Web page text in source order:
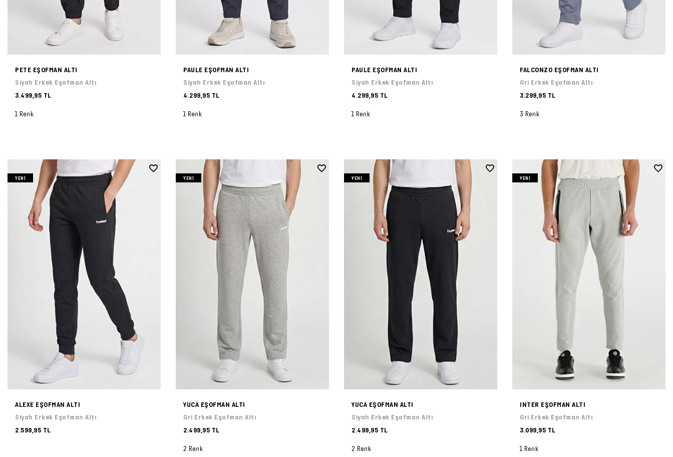
PETE EŞOFMAN ALTI
Siyah Erkek Eşofman Altı
3.499,95 TL
1 Renk
PAULE EŞOFMAN ALTI
Siyah Erkek Eşofman Altı
4.299,95 TL
1 Renk
PAULE EŞOFMAN ALTI
Siyah Erkek Eşofman Altı
4.299,95 TL
1 Renk
FALCONZO EŞOFMAN ALTI
Gri Erkek Eşofman Altı
3.299,95 TL
3 Renk
YENI
ALEXE EŞOFMAN ALTI
Siyah Erkek Eşofman Altı
2.599,95 TL
YENI
YUCA EŞOFMAN ALTI
Gri Erkek Eşofman Altı
2.499,95 TL
2 Renk
YENI
YUCA EŞOFMAN ALTI
Siyah Erkek Eşofman Altı
2.499,95 TL
2 Renk
YENI
INTER EŞOFMAN ALTI
Gri Erkek Eşofman Altı
3.099,95 TL
1 Renk